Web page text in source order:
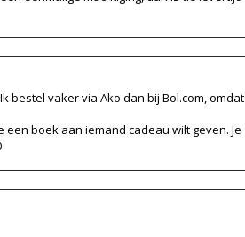
bestel vaker via Ako dan bij Bol.com, omdat
boek aan iemand cadeau wilt geven. Je